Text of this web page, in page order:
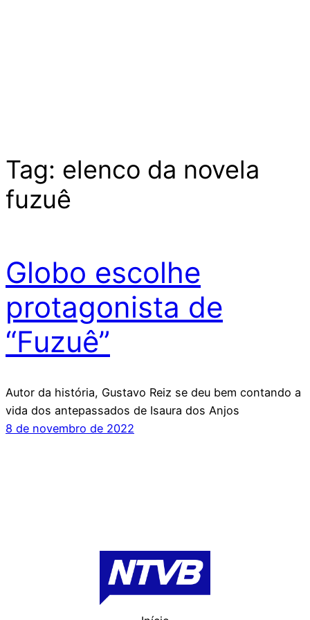
Tag: elenco da novela
fuzuê
Globo escolhe
protagonista de
“Fuzuê”
Autor da história, Gustavo Reiz se deu bem contando a
vida dos antepassados de Isaura dos Anjos
8 de novembro de 2022